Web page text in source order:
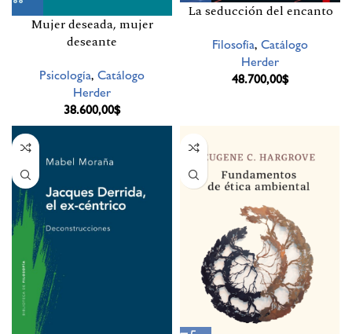
Mujer deseada, mujer
deseante
Psicología, Catálogo
Herder
38.600,00$
La seducción del encanto
Filosofía, Catálogo
Herder
48.700,00$